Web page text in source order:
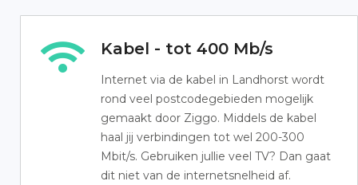
Kabel - tot 400 Mb/s
Internet via de kabel in Landhorst wordt
rond veel postcodegebieden mogelijk
gemaakt door Ziggo. Middels de kabel
haal jij verbindingen tot wel 200-300
Mbit/s. Gebruiken jullie veel TV? Dan gaat
dit niet van de internetsnelheid af.